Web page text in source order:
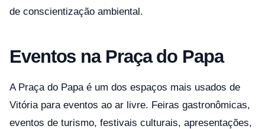
de conscientização ambiental.
Eventos na Praça do Papa
A Praça do Papa é um dos espaços mais usados de
Vitória para eventos ao ar livre. Feiras gastronômicas,
eventos de turismo, festivais culturais, apresentações,